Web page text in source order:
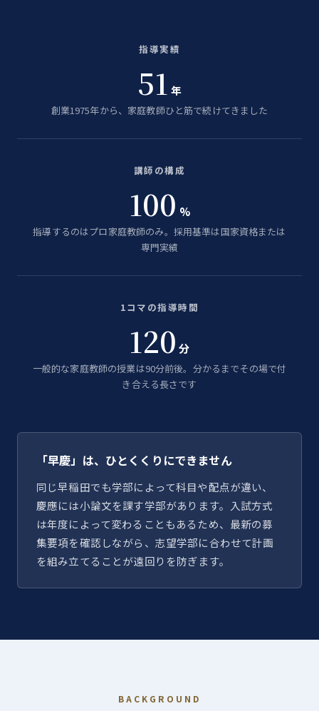
指導実績
51 年
創業1975年から、家庭教師ひと筋で続けてきました
講師の構成
100 %
指導するのはプロ家庭教師のみ。採用基準は国家資格または
専門実績
1コマの指導時間
120 分
一般的な家庭教師の授業は90分前後。分かるまでその場で付
き合える長さです
「早慶」は、ひとくくりにできません
同じ早稲田でも学部によって科目や配点が違い、
慶應には小論文を課す学部があります。入試方式
は年度によって変わることもあるため、最新の募
集要項を確認しながら、志望学部に合わせて計画
を組み立てることが遠回りを防ぎます。
BACKGROUND